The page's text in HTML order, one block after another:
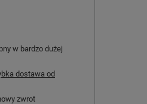
w bardzo dużej
dostawa od
zwrot